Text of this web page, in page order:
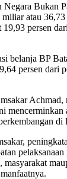
Negara Bukan
atau
persen
belanja BP
persen dari
Achmad,
mencerminkan
di
masyarakat